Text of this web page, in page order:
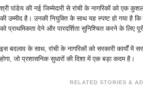
श्री पांडेय की नई जिम्मेदारी से रांची के नागरिकों को एक
की उम्मीद है। उनकी नियुक्ति के साथ यह स्पष्ट हो गया है
को प्राथमिकता देने और पारदर्शिता सुनिश्चित करने के लिए
इस बदलाव के साथ, रांची के नागरिकों को सरकारी कार्यों में
होगा, जो प्रशासनिक सुधारों की दिशा में एक बड़ा कदम है।
RELATED STORIES &